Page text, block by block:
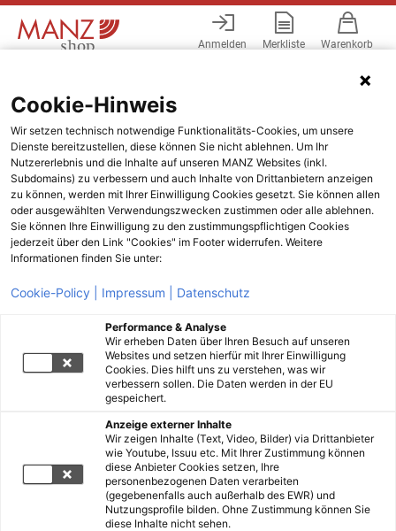
Anmelden Merkliste Warenkorb
Cookie-Hinweis
Wir setzen technisch notwendige Funktionalitäts-Cookies, um unsere
Dienste bereitzustellen, diese können Sie nicht ablehnen. Um Ihr
Nutzererlebnis und die Inhalte auf unseren MANZ Websites (inkl.
Subdomains) zu verbessern und auch Inhalte von Drittanbietern anzeigen
zu können, werden mit Ihrer Einwilligung Cookies gesetzt. Sie können allen
oder ausgewählten Verwendungszwecken zustimmen oder alle ablehnen.
Sie können Ihre Einwilligung zu den zustimmungspflichtigen Cookies
jederzeit über den Link "Cookies" im Footer widerrufen. Weitere
Informationen finden Sie unter:
Cookie-Policy | Impressum | Datenschutz
Performance & Analyse
Wir erheben Daten über Ihren Besuch auf unseren
Websites und setzen hierfür mit Ihrer Einwilligung
Cookies. Dies hilft uns zu verstehen, was wir
verbessern sollen. Die Daten werden in der EU
gespeichert.
Anzeige externer Inhalte
Wir zeigen Inhalte (Text, Video, Bilder) via Drittanbieter
wie Youtube, Issuu etc. Mit Ihrer Zustimmung können
diese Anbieter Cookies setzen, Ihre
personenbezogenen Daten verarbeiten
(gegebenenfalls auch außerhalb des EWR) und
Nutzungsprofile bilden. Ohne Zustimmung können Sie
diese Inhalte nicht sehen.